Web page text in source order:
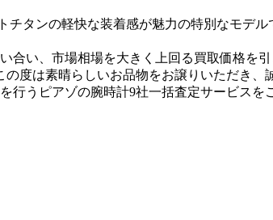
タンの軽快な装着感が魅力の特別なモデ
合い、市場相場を大きく上回る買取価格を
度は素晴らしいお品物をお譲りいただき
行うピアゾの腕時計9社一括査定サービスを